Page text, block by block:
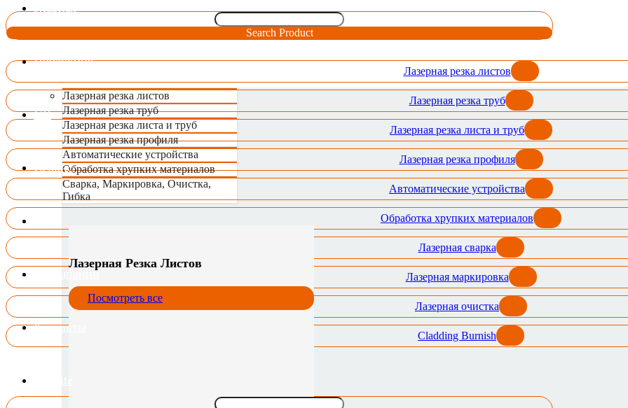
Главная
Продукция
Лазерная резка листов
Лазерная резка труб
Лазерная резка листа и труб
Лазерная резка профиля
Автоматические устройства
Обработка хрупких материалов
Сварка, Маркировка, Очистка,
Гибка
Лазерная Резка Листов
Посмотреть все
VR
Сервис
О компании
Контакты
Search Product
Лазерная резка листов
Лазерная резка труб
Лазерная резка листа и труб
Лазерная резка профиля
Автоматические устройства
Обработка хрупких материалов
Лазерная сварка
Лазерная маркировка
Лазерная очистка
Cladding Burnish